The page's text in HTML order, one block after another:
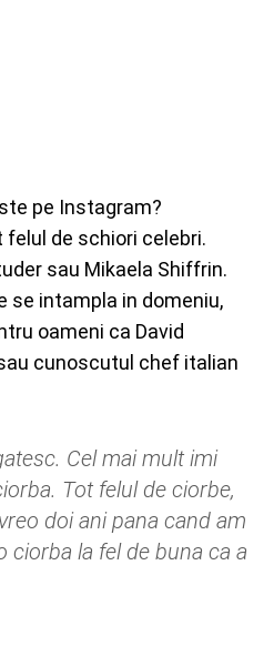
pe Instagram?
de schiori celebri.
sau Mikaela Shiffrin.
se intampla in domeniu,
oameni ca David
cunoscutul chef italian
Cel mai mult imi
Tot felul de ciorbe,
doi ani pana cand am
ciorba la fel de buna ca a